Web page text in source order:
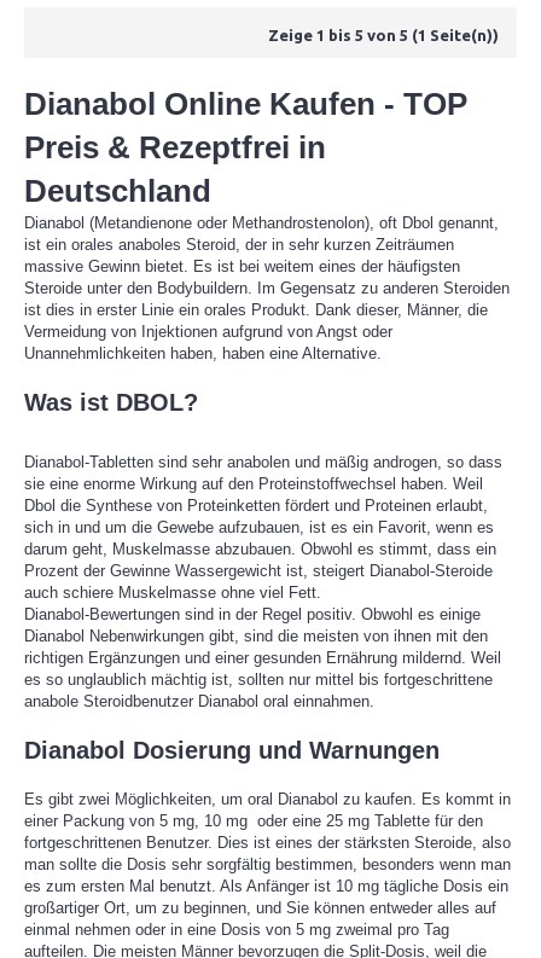
Zeige 1 bis 5 von 5 (1 Seite(n))
Dianabol Online Kaufen - TOP
Preis & Rezeptfrei in
Deutschland
Dianabol (Metandienone oder Methandrostenolon), oft Dbol genannt,
ist ein orales anaboles Steroid, der in sehr kurzen Zeiträumen
massive Gewinn bietet. Es ist bei weitem eines der häufigsten
Steroide unter den Bodybuildern. Im Gegensatz zu anderen Steroiden
ist dies in erster Linie ein orales Produkt. Dank dieser, Männer, die
Vermeidung von Injektionen aufgrund von Angst oder
Unannehmlichkeiten haben, haben eine Alternative.
Was ist DBOL?
Dianabol-Tabletten sind sehr anabolen und mäßig androgen, so dass
sie eine enorme Wirkung auf den Proteinstoffwechsel haben. Weil
Dbol die Synthese von Proteinketten fördert und Proteinen erlaubt,
sich in und um die Gewebe aufzubauen, ist es ein Favorit, wenn es
darum geht, Muskelmasse abzubauen. Obwohl es stimmt, dass ein
Prozent der Gewinne Wassergewicht ist, steigert Dianabol-Steroide
auch schiere Muskelmasse ohne viel Fett.
Dianabol-Bewertungen sind in der Regel positiv. Obwohl es einige
Dianabol Nebenwirkungen gibt, sind die meisten von ihnen mit den
richtigen Ergänzungen und einer gesunden Ernährung mildernd. Weil
es so unglaublich mächtig ist, sollten nur mittel bis fortgeschrittene
anabole Steroidbenutzer Dianabol oral einnahmen.
Dianabol Dosierung und Warnungen
Es gibt zwei Möglichkeiten, um oral Dianabol zu kaufen. Es kommt in
einer Packung von 5 mg, 10 mg oder eine 25 mg Tablette für den
fortgeschrittenen Benutzer. Dies ist eines der stärksten Steroide, also
man sollte die Dosis sehr sorgfältig bestimmen, besonders wenn man
es zum ersten Mal benutzt. Als Anfänger ist 10 mg tägliche Dosis ein
großartiger Ort, um zu beginnen, und Sie können entweder alles auf
einmal nehmen oder in eine Dosis von 5 mg zweimal pro Tag
aufteilen. Die meisten Männer bevorzugen die Split-Dosis, weil die